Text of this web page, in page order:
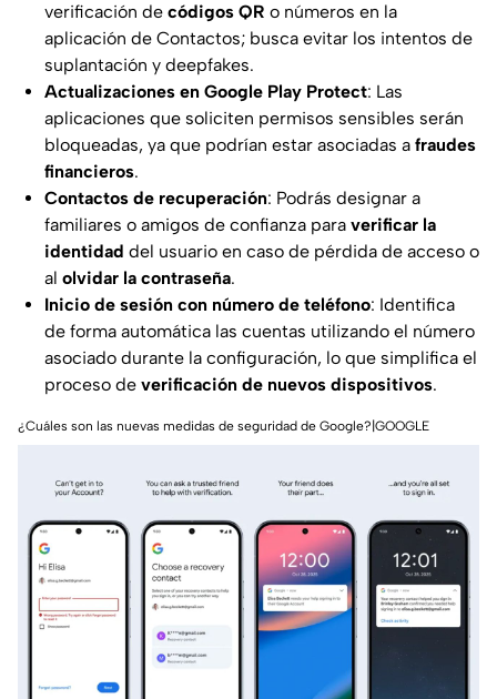
verificación de códigos QR o números en la
aplicación de Contactos; busca evitar los intentos de
suplantación y deepfakes.
Actualizaciones en Google Play Protect: Las
aplicaciones que soliciten permisos sensibles serán
bloqueadas, ya que podrían estar asociadas a fraudes
financieros.
Contactos de recuperación: Podrás designar a
familiares o amigos de confianza para verificar la
identidad del usuario en caso de pérdida de acceso o
al olvidar la contraseña.
Inicio de sesión con número de teléfono: Identifica
de forma automática las cuentas utilizando el número
asociado durante la configuración, lo que simplifica el
proceso de verificación de nuevos dispositivos.
¿Cuáles son las nuevas medidas de seguridad de Google?|GOOGLE